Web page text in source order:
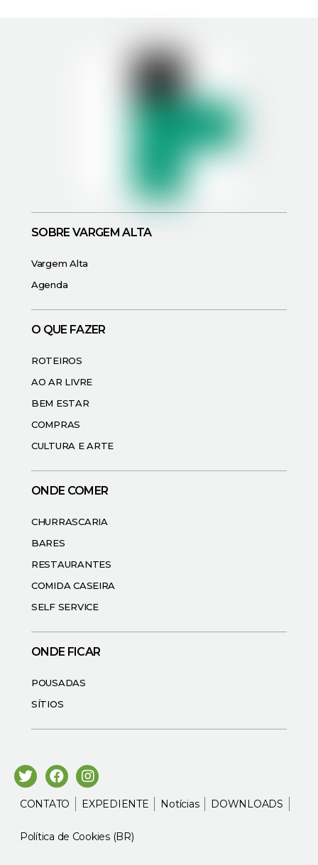
SOBRE VARGEM ALTA
Vargem Alta
Agenda
O QUE FAZER
ROTEIROS
AO AR LIVRE
BEM ESTAR
COMPRAS
CULTURA E ARTE
ONDE COMER
CHURRASCARIA
BARES
RESTAURANTES
COMIDA CASEIRA
SELF SERVICE
ONDE FICAR
POUSADAS
SÍTIOS
CONTATO EXPEDIENTE Notícias DOWNLOADS
Política de Cookies (BR)